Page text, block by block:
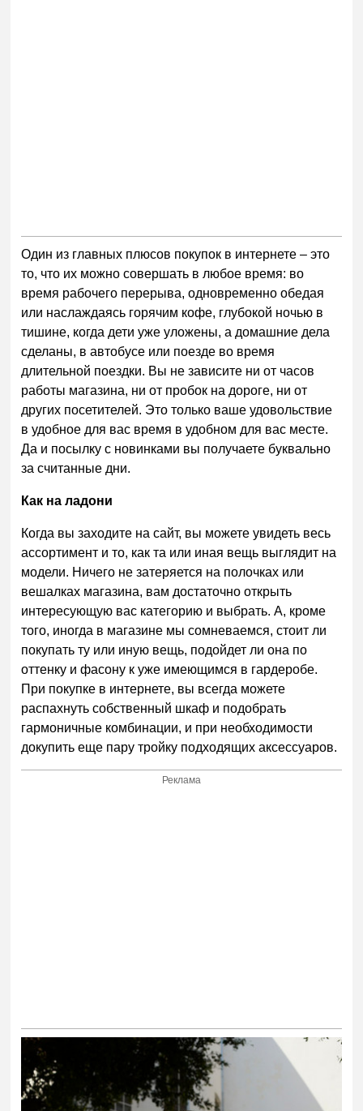
Один из главных плюсов покупок в интернете – это
то, что их можно совершать в любое время: во
время рабочего перерыва, одновременно обедая
или наслаждаясь горячим кофе, глубокой ночью в
тишине, когда дети уже уложены, а домашние дела
сделаны, в автобусе или поезде во время
длительной поездки. Вы не зависите ни от часов
работы магазина, ни от пробок на дороге, ни от
других посетителей. Это только ваше удовольствие
в удобное для вас время в удобном для вас месте.
Да и посылку с новинками вы получаете буквально
за считанные дни.
Как на ладони
Когда вы заходите на сайт, вы можете увидеть весь
ассортимент и то, как та или иная вещь выглядит на
модели. Ничего не затеряется на полочках или
вешалках магазина, вам достаточно открыть
интересующую вас категорию и выбрать. А, кроме
того, иногда в магазине мы сомневаемся, стоит ли
покупать ту или иную вещь, подойдет ли она по
оттенку и фасону к уже имеющимся в гардеробе.
При покупке в интернете, вы всегда можете
распахнуть собственный шкаф и подобрать
гармоничные комбинации, и при необходимости
докупить еще пару тройку подходящих аксессуаров.
Реклама